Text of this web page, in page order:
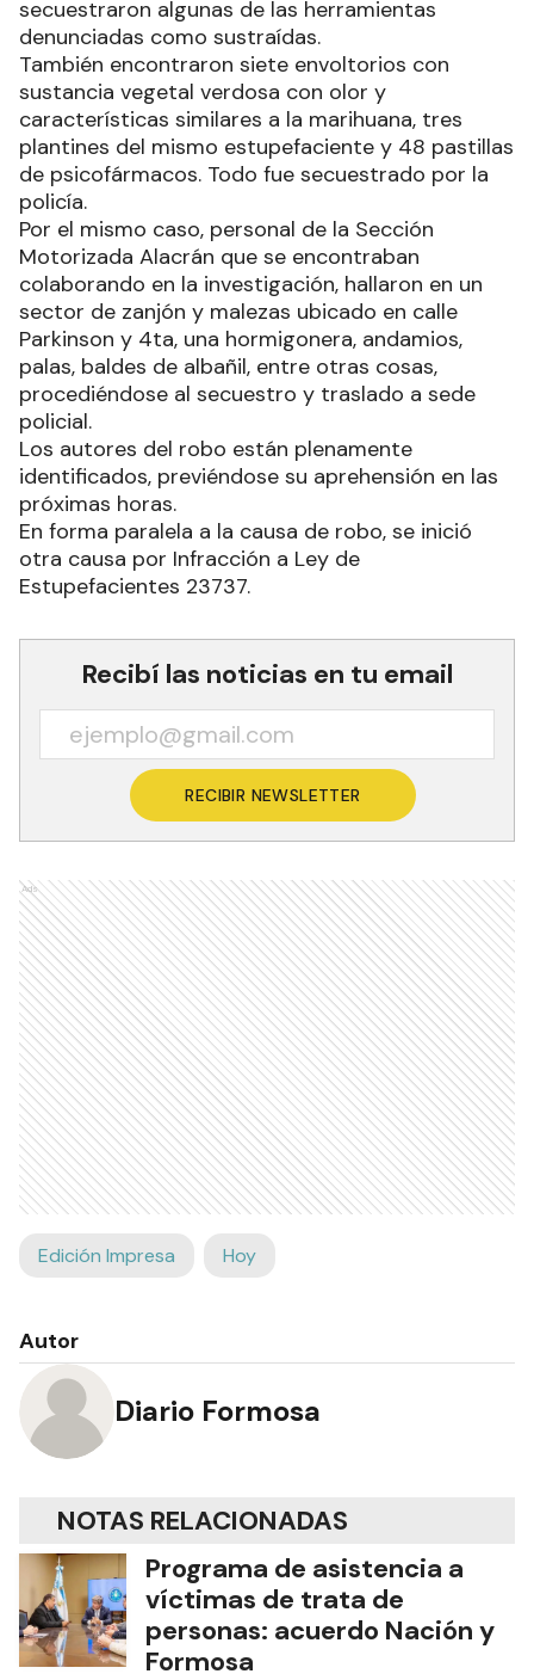
secuestraron algunas de las herramientas
denunciadas como sustraídas.
También encontraron siete envoltorios con
sustancia vegetal verdosa con olor y
características similares a la marihuana, tres
plantines del mismo estupefaciente y 48 pastillas
de psicofármacos. Todo fue secuestrado por la
policía.
Por el mismo caso, personal de la Sección
Motorizada Alacrán que se encontraban
colaborando en la investigación, hallaron en un
sector de zanjón y malezas ubicado en calle
Parkinson y 4ta, una hormigonera, andamios,
palas, baldes de albañil, entre otras cosas,
procediéndose al secuestro y traslado a sede
policial.
Los autores del robo están plenamente
identificados, previéndose su aprehensión en las
próximas horas.
En forma paralela a la causa de robo, se inició
otra causa por Infracción a Ley de
Estupefacientes 23737.
Recibí las noticias en tu email
RECIBIR NEWSLETTER
Ads
Edición Impresa Hoy
Autor
Diario Formosa
NOTAS RELACIONADAS
Programa de asistencia a
víctimas de trata de
personas: acuerdo Nación y
Formosa